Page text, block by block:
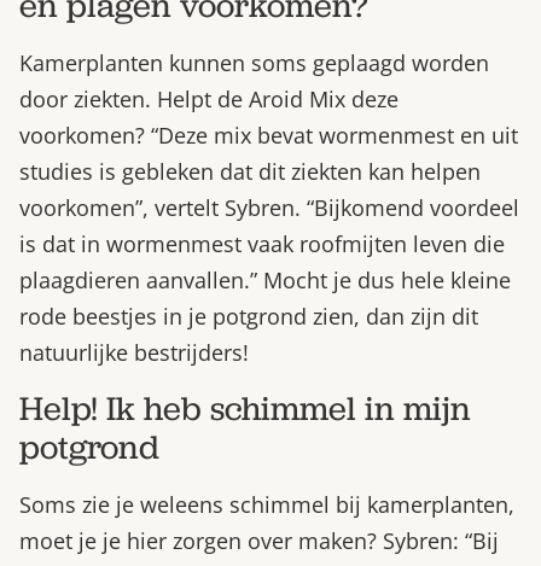
Kamerplanten kunnen soms geplaagd worden
door ziekten. Helpt de Aroid Mix deze
voorkomen? “Deze mix bevat wormenmest en uit
studies is gebleken dat dit ziekten kan helpen
voorkomen”, vertelt Sybren. “Bijkomend voordeel
is dat in wormenmest vaak roofmijten leven die
plaagdieren aanvallen.” Mocht je dus hele kleine
rode beestjes in je potgrond zien, dan zijn dit
natuurlijke bestrijders!
Help! Ik heb schimmel in mijn
potgrond
Soms zie je weleens schimmel bij kamerplanten,
moet je je hier zorgen over maken? Sybren: “Bij